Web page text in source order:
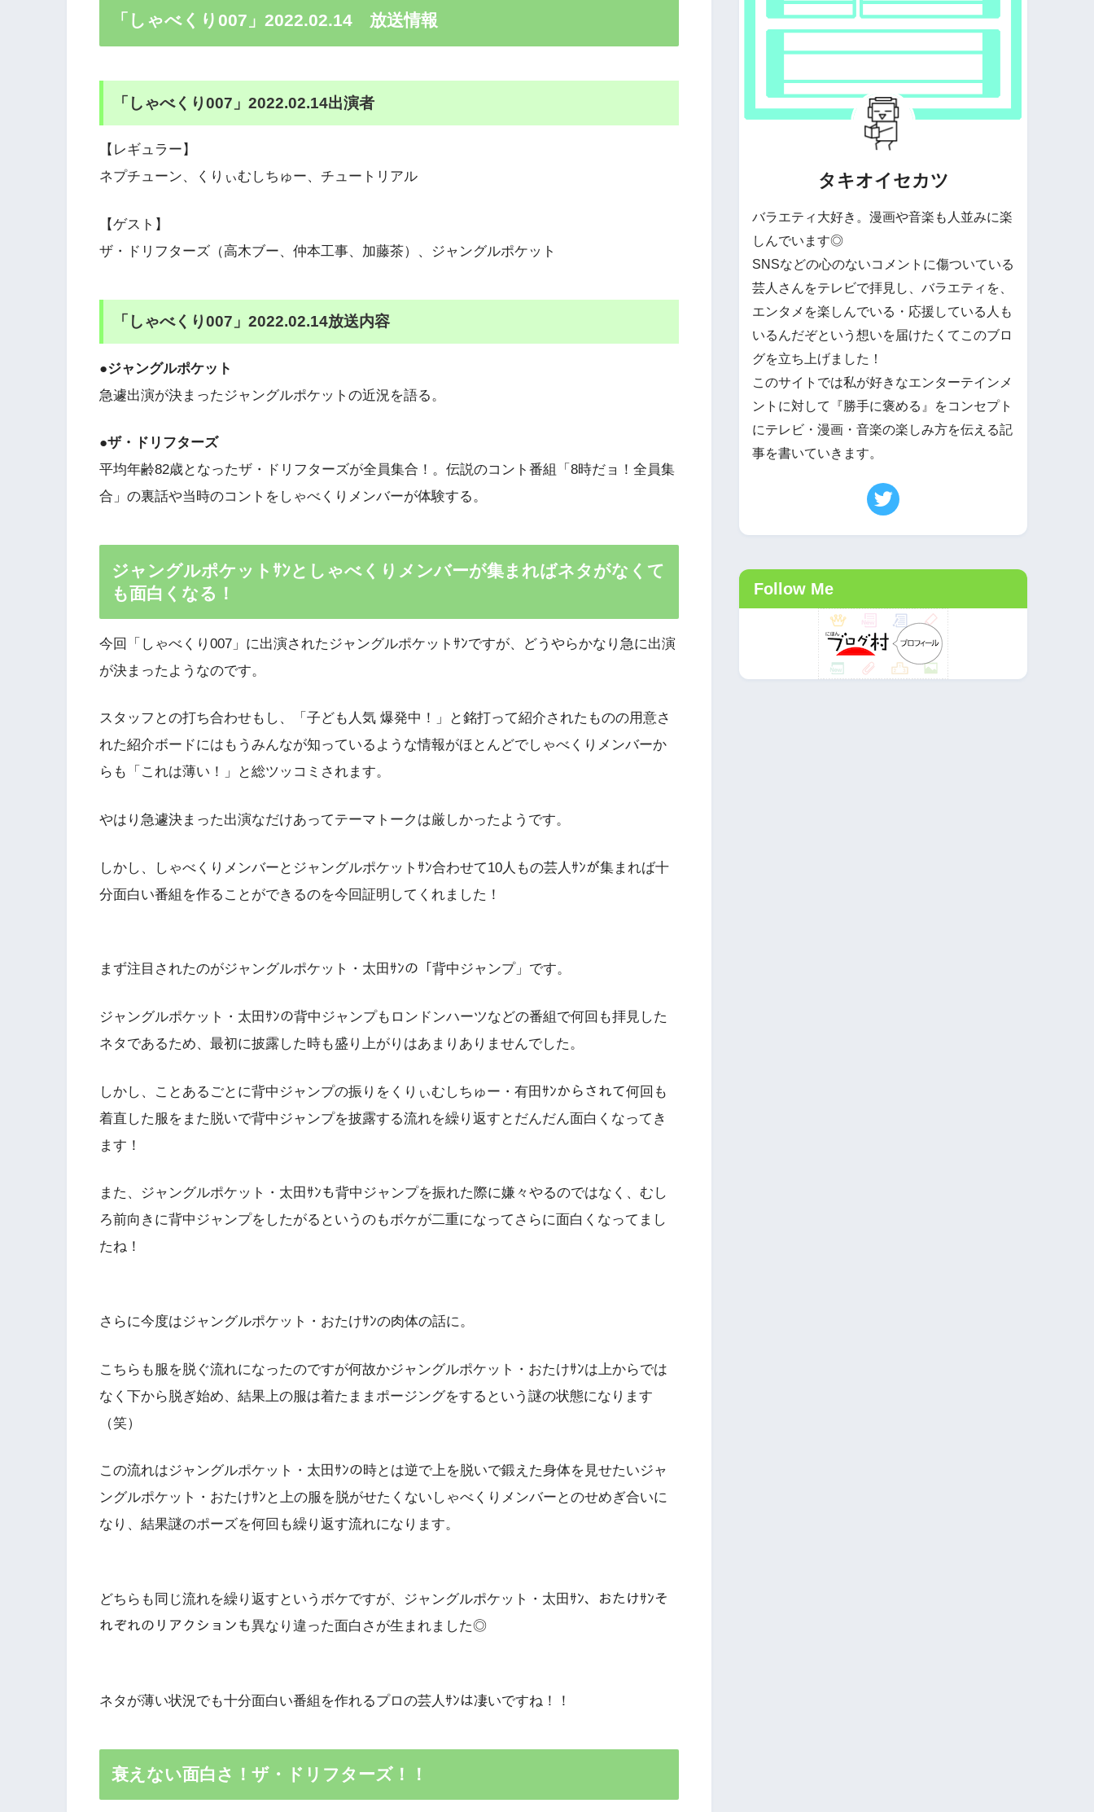
「しゃべくり007」2022.02.14 放送情報
「しゃべくり007」2022.02.14出演者
【レギュラー】
ネプチューン、くりぃむしちゅー、チュートリアル
【ゲスト】
ザ・ドリフターズ（高木ブー、仲本工事、加藤茶）、ジャングルポケット
「しゃべくり007」2022.02.14放送内容
●ジャングルポケット
急遽出演が決まったジャングルポケットの近況を語る。
●ザ・ドリフターズ
平均年齢82歳となったザ・ドリフターズが全員集合！。伝説のコント番組「8時だョ！全員集
合」の裏話や当時のコントをしゃべくりメンバーが体験する。
ジャングルポケットｻﾝとしゃべくりメンバーが集まればネタがなくて
も面白くなる！
今回「しゃべくり007」に出演されたジャングルポケットｻﾝですが、どうやらかなり急に出演
が決まったようなのです。
スタッフとの打ち合わせもし、「子ども人気 爆発中！」と銘打って紹介されたものの用意さ
れた紹介ボードにはもうみんなが知っているような情報がほとんどでしゃべくりメンバーか
らも「これは薄い！」と総ツッコミされます。
やはり急遽決まった出演なだけあってテーマトークは厳しかったようです。
しかし、しゃべくりメンバーとジャングルポケットｻﾝ合わせて10人もの芸人ｻﾝが集まれば十
分面白い番組を作ることができるのを今回証明してくれました！
まず注目されたのがジャングルポケット・太田ｻﾝの「背中ジャンプ」です。
ジャングルポケット・太田ｻﾝの背中ジャンプもロンドンハーツなどの番組で何回も拝見した
ネタであるため、最初に披露した時も盛り上がりはあまりありませんでした。
しかし、ことあるごとに背中ジャンプの振りをくりぃむしちゅー・有田ｻﾝからされて何回も
着直した服をまた脱いで背中ジャンプを披露する流れを繰り返すとだんだん面白くなってき
ます！
また、ジャングルポケット・太田ｻﾝも背中ジャンプを振れた際に嫌々やるのではなく、むし
ろ前向きに背中ジャンプをしたがるというのもボケが二重になってさらに面白くなってまし
たね！
さらに今度はジャングルポケット・おたけｻﾝの肉体の話に。
こちらも服を脱ぐ流れになったのですが何故かジャングルポケット・おたけｻﾝは上からでは
なく下から脱ぎ始め、結果上の服は着たままポージングをするという謎の状態になります
（笑）
この流れはジャングルポケット・太田ｻﾝの時とは逆で上を脱いで鍛えた身体を見せたいジャ
ングルポケット・おたけｻﾝと上の服を脱がせたくないしゃべくりメンバーとのせめぎ合いに
なり、結果謎のポーズを何回も繰り返す流れになります。
どちらも同じ流れを繰り返すというボケですが、ジャングルポケット・太田ｻﾝ、おたけｻﾝそ
れぞれのリアクションも異なり違った面白さが生まれました◎
ネタが薄い状況でも十分面白い番組を作れるプロの芸人ｻﾝは凄いですね！！
衰えない面白さ！ザ・ドリフターズ！！
タキオイセカツ
バラエティ大好き。漫画や音楽も人並みに楽
しんでいます◎
SNSなどの心のないコメントに傷ついている
芸人さんをテレビで拝見し、バラエティを、
エンタメを楽しんでいる・応援している人も
いるんだぞという想いを届けたくてこのブロ
グを立ち上げました！
このサイトでは私が好きなエンターテインメ
ントに対して『勝手に褒める』をコンセプト
にテレビ・漫画・音楽の楽しみ方を伝える記
事を書いていきます。
Follow Me